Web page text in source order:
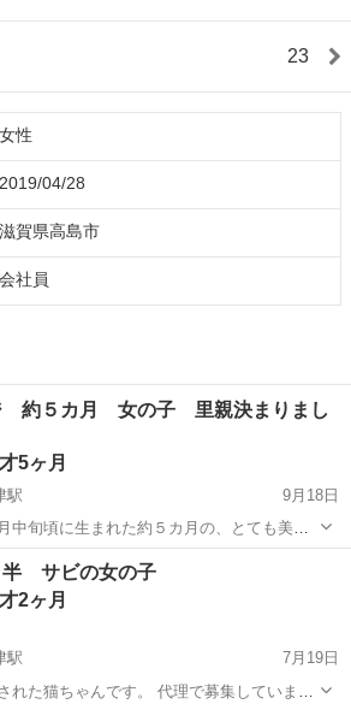
23
女性
2019/04/28
滋賀県高島市
会社員
約５カ月 女の子 里親決まりまし
5ヶ月
駅
9月18日
中旬頃に生まれた約５カ月の、とても美人
の保護猫たちと一緒に暮らしています。 ト
今津駅 猫 キジ
半 サビの女の子
2ヶ月
駅
7月19日
れた猫ちゃんです。 代理で募集していま